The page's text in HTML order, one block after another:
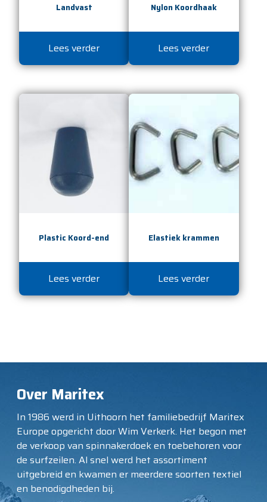
Landvast
Lees verder
Nylon Koordhaak
Lees verder
Plastic Koord-end
Lees verder
Elastiek krammen
Lees verder
Over Maritex
In 1986 werd in Uithoorn het familiebedrijf Maritex
Europe opgericht door Wim Verkerk. Het begon met
de verkoop van spinnakerdoek en toebehoren voor
de surfzeilen. Al snel werd het assortiment
uitgebreid en kwamen er meerdere soorten textiel
en benodigdheden bij.